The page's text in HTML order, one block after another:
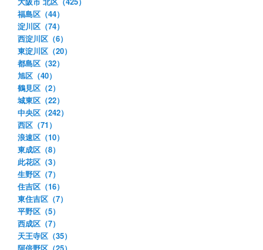
福島区（44）
淀川区（74）
西淀川区（6）
東淀川区（20）
都島区（32）
旭区（40）
鶴見区（2）
城東区（22）
中央区（242）
西区（71）
浪速区（10）
東成区（8）
此花区（3）
生野区（7）
住吉区（16）
東住吉区（7）
平野区（5）
西成区（7）
天王寺区（35）
阿倍野区（25）